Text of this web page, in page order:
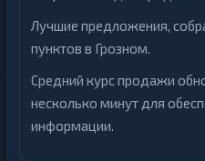
Лучшие предложения,
пунктов в Грозном.
Средний курс продажи
несколько минут для
информации.